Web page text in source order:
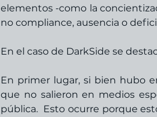
elementos -como la
no compliance, ausencia o
En el caso de DarkSide se
En primer lugar, si bien hubo
que no salieron en medios
pública.  Esto ocurre porque